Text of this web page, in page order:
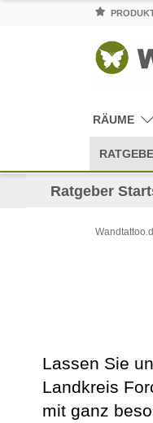
RÄUME
Ratgeber
Lassen Sie
Landkreis
mit ganz